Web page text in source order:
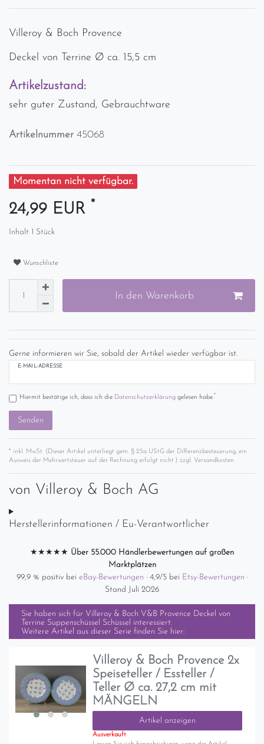
Villeroy & Boch Provence
Deckel von Terrine Ø ca. 15,5 cm
Artikelzustand:
sehr guter Zustand, Gebrauchtware
Artikelnummer 45068
Momentan nicht verfügbar.
24,99 EUR *
Inhalt 1 Stück
Wunschliste
In den Warenkorb
Gerne informieren wir Sie, sobald der Artikel wieder verfügbar ist.
E-MAIL-ADRESSE
Hiermit bestätige ich, dass ich die Daten­schutz­erklärunggelesen habe.*
Senden
* inkl. MwSt. (Dieser Artikel unterliegt gem. § 25a UStG der Differenzbesteuerung, ein
Ausweis der Mehrwertsteuer auf der Rechnung erfolgt nicht.) zzgl. Versandkosten
von Villeroy & Boch AG
Herstellerinformationen / Eu-Verantwortlicher
★★★★★ Über 55.000 Händlerbewertungen auf großen
Marktplätzen
99,9 % positiv bei eBay-Bewertungen · 4,9/5 bei Etsy-Bewertungen ·
Stand Juli 2026
Sie haben sich für Villeroy & Boch V&B Provence Deckel von
Terrine Suppenschüssel Schüssel interessiert.
Weitere Artikel aus dieser Serie finden Sie hier:
Villeroy & Boch Provence 2x
Speiseteller / Essteller /
Teller Ø ca. 27,2 cm mit
MÄNGELN
Artikel anzeigen
Ausverkauft